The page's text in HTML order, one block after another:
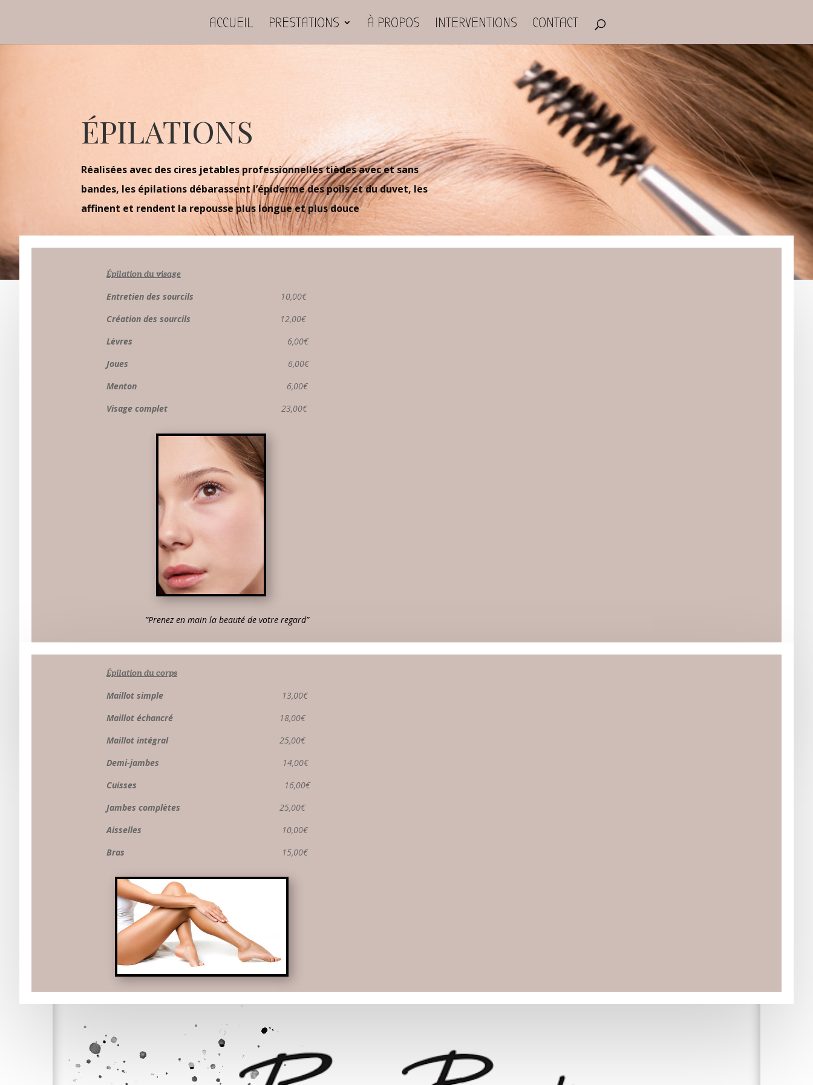
ACCUEIL PRESTATIONS À PROPOS INTERVENTIONS CONTACT
ÉPILATIONS
Réalisées avec des cires jetables professionnelles tièdes avec et sans
bandes, les épilations débarassent l’épiderme des poils et du duvet, les
affinent et rendent la repousse plus longue et plus douce
Épilation du visage
Entretien des sourcils 10,00€
Création des sourcils
12,00€
Lèvres 6,00€
Joues 6,00€
Menton 6,00€
Visage complet 23,00€
”Prenez en main la beauté de votre regard”
Épilation du corps
Maillot simple
13,00€
Maillot échancré
18,00€
Maillot intégral
25,00€
Demi-jambes
14,00€
Cuisses
16,00€
Jambes complètes
25,00€
Aisselles
10,00€
Bras
15,00€